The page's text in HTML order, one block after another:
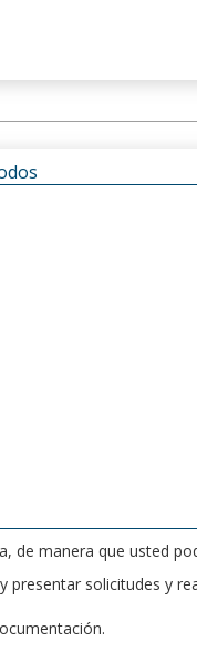
de manera que usted
presentar solicitudes y